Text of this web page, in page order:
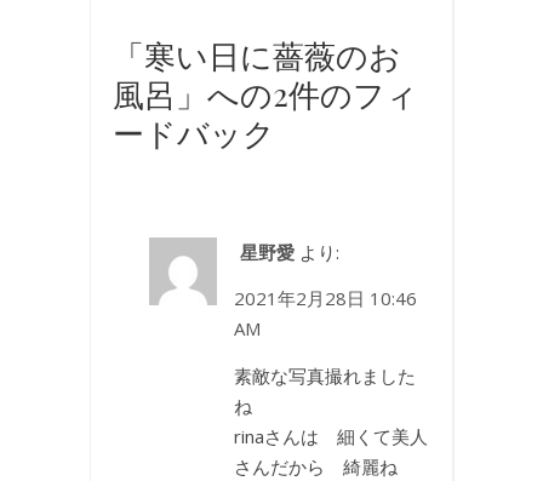
「寒い日に薔薇のお
風呂」への2件のフィ
ードバック
星野愛 より:
2021年2月28日 10:46
AM
素敵な写真撮れました
ね
rinaさんは 細くて美人
さんだから 綺麗ね